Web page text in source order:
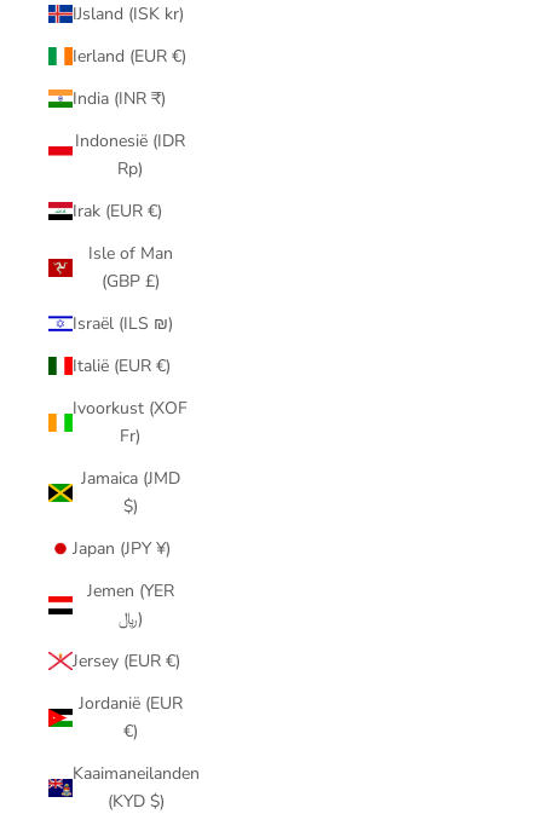
IJsland (ISK kr)
Ierland (EUR €)
India (INR ₹)
Indonesië (IDR
Rp)
Irak (EUR €)
Isle of Man
(GBP £)
Israël (ILS ₪)
Italië (EUR €)
Ivoorkust (XOF
Fr)
Jamaica (JMD
$)
Japan (JPY ¥)
Jemen (YER
﷼)
Jersey (EUR €)
Jordanië (EUR
€)
Kaaimaneilanden
(KYD $)